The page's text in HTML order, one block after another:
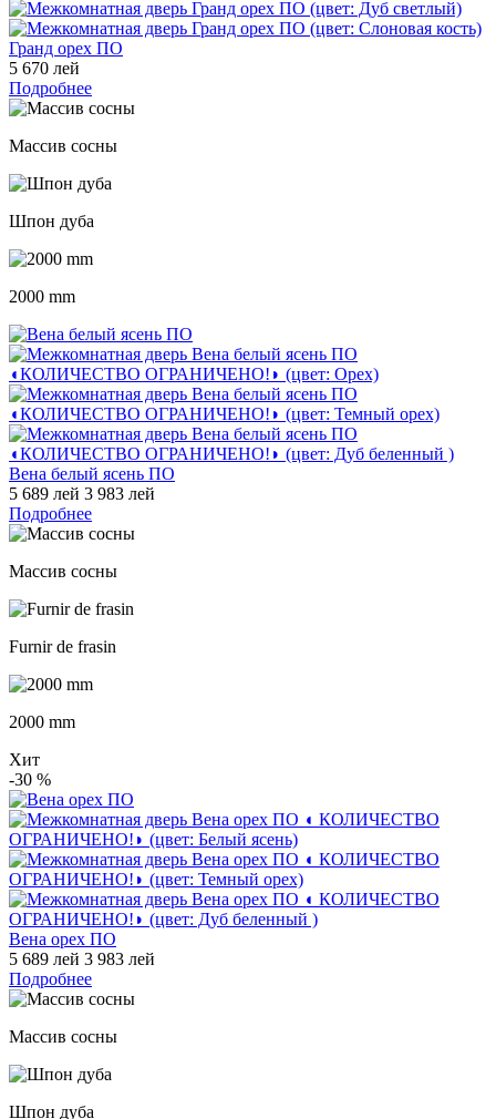
Гранд орех ПО
5 670 лей
Подробнее
Массив сосны
Шпон дуба
2000 mm
Вена белый ясень ПО
5 689 лей 3 983 лей
Подробнее
Массив сосны
Furnir de frasin
2000 mm
Хит
-30 %
Вена орех ПО
5 689 лей 3 983 лей
Подробнее
Массив сосны
Шпон дуба